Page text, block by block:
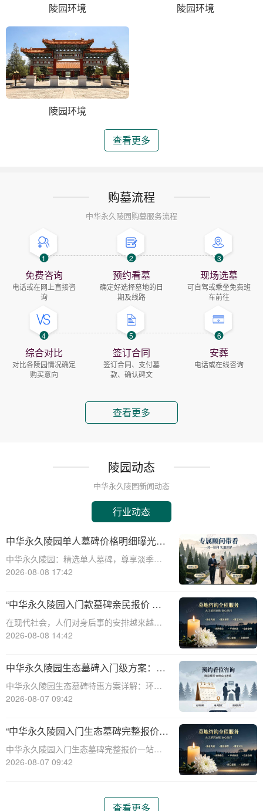
陵园环境 陵园环境
陵园环境
查看更多
购墓流程
中华永久陵园购墓服务流程
1
免费咨询
电话或在网上直接咨
询
2
预约看墓
确定好选择墓地的日
期及线路
3
现场选墓
可自驾或乘坐免费班
车前往
4
综合对比
对比各陵园情况确定
购买意向
5
签订合同
签订合同、支付墓
款、确认碑文
6
安葬
电话或在线咨询
查看更多
陵园动态
中华永久陵园新闻动态
行业动态
中华永久陵园单人墓碑价格明细曝光：
淡季下单立省数千，限时优惠深度解析
中华永久陵园：精选单人墓碑，尊享淡季限
时优惠☎ 中华永久陵园电话:400-838-5063
始终以提供高品质的墓碑产品和服务为己
任。本文将全面解析中华永久陵园多款
2026-08-08 17:42
“中华永久陵园入门款墓碑亲民报价 一
次性付清享折上折：超值优惠与便捷选
择的完美结合”
在现代社会，人们对身后事的安排越来越重
视，而墓碑作为逝者最后的尊严象征，其选
为中国领先的陵园品牌，始终致力于为家属
提供高品质、个性化的墓碑选择，同时注重
亲民价格和
2026-08-08 14:42
中华永久陵园生态墓碑入门级方案：完
整报价与一站式服务打包特惠解析
中华永久陵园生态墓碑特惠方案详解：环
保、经济、个性化选择☎ 中华永久陵园电
提升，选择一个环保且经济的陵园及墓碑成
为许多家庭的考虑。中华永久陵园，作
2026-08-07 09:42
“中华永久陵园入门生态墓碑完整报价
一站式服务打包特惠详解”
中华永久陵园入门生态墓碑完整报价一站式
服务打包特惠详解☎ 中华永久陵园电话:400-
碑服务。生态墓碑作为一种环保、
2026-08-07 09:42
查看更多